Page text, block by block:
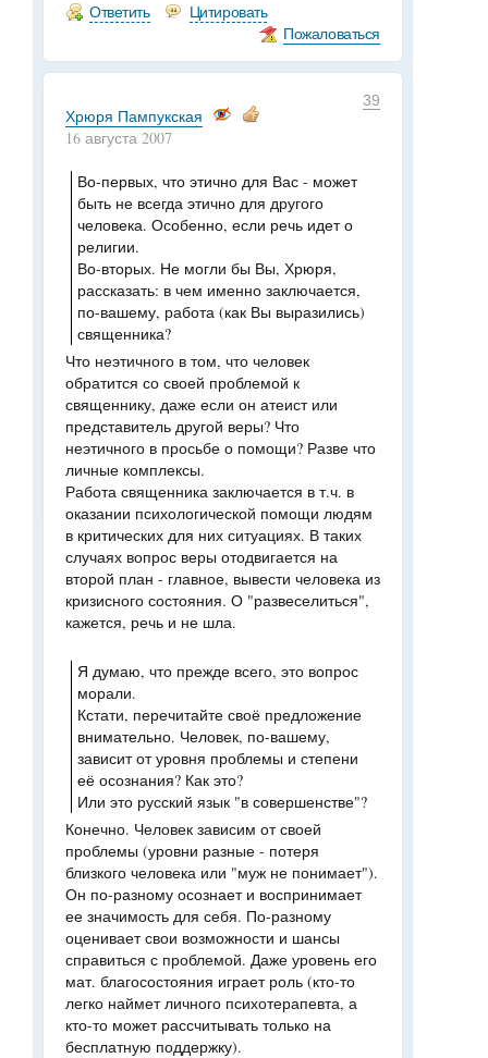
Ответить
Цитировать
Пожаловаться
39
Хрюря Пампукская
16 августа 2007
Во-первых, что этично для Вас - может
быть не всегда этично для другого
человека. Особенно, если речь идет о
религии.
Во-вторых. Не могли бы Вы, Хрюря,
рассказать: в чем именно заключается,
по-вашему, работа (как Вы выразились)
священника?
Что неэтичного в том, что человек
обратится со своей проблемой к
священнику, даже если он атеист или
представитель другой веры? Что
неэтичного в просьбе о помощи? Разве что
личные комплексы.
Работа священника заключается в т.ч. в
оказании психологической помощи людям
в критических для них ситуациях. В таких
случаях вопрос веры отодвигается на
второй план - главное, вывести человека из
кризисного состояния. О "развеселиться",
кажется, речь и не шла.
Я думаю, что прежде всего, это вопрос
морали.
Кстати, перечитайте своё предложение
внимательно. Человек, по-вашему,
зависит от уровня проблемы и степени
её осознания? Как это?
Или это русский язык "в совершенстве"?
Конечно. Человек зависим от своей
проблемы (уровни разные - потеря
близкого человека или "муж не понимает").
Он по-разному осознает и воспринимает
ее значимость для себя. По-разному
оценивает свои возможности и шансы
справиться с проблемой. Даже уровень его
мат. благосостояния играет роль (кто-то
легко наймет личного психотерапевта, а
кто-то может рассчитывать только на
бесплатную поддержку).